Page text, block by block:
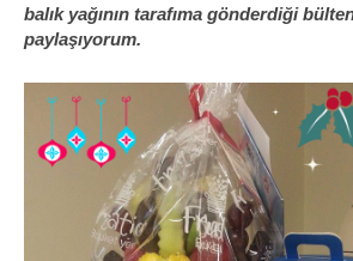
balık yağının tarafıma gönderdiği
paylaşıyorum.